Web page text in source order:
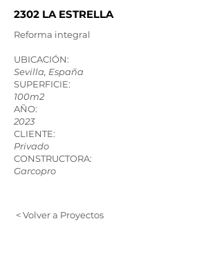
2302 LA ESTRELLA
Reforma integral
UBICACIÓN:
Sevilla, España​​
SUPERFICIE:
100m2
AÑO:
2023
CLIENTE:
Privado
CONSTRUCTORA:
Garcopro
< Volver a Proyectos